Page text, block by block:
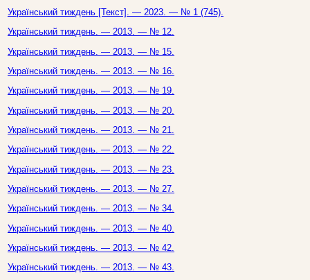
Український тиждень [Текст]. — 2023. — № 1 (745).
Український тиждень. — 2013. — № 12.
Український тиждень. — 2013. — № 15.
Український тиждень. — 2013. — № 16.
Український тиждень. — 2013. — № 19.
Український тиждень. — 2013. — № 20.
Український тиждень. — 2013. — № 21.
Український тиждень. — 2013. — № 22.
Український тиждень. — 2013. — № 23.
Український тиждень. — 2013. — № 27.
Український тиждень. — 2013. — № 34.
Український тиждень. — 2013. — № 40.
Український тиждень. — 2013. — № 42.
Український тиждень. — 2013. — № 43.